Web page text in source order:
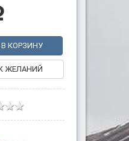
В КОРЗИНУ
ЖЕЛАНИЙ